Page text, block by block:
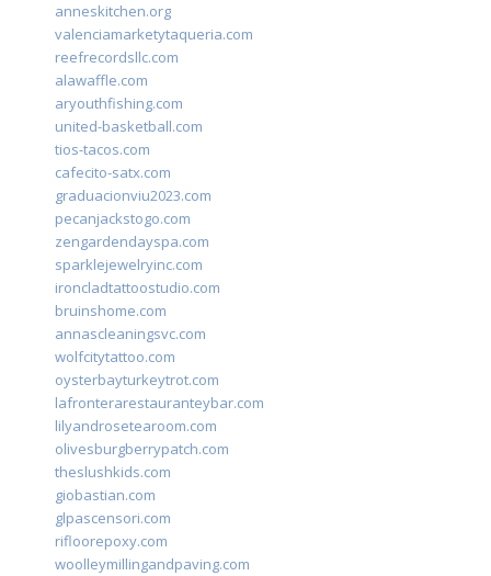
anneskitchen.org
valenciamarketytaqueria.com
reefrecordsllc.com
alawaffle.com
aryouthfishing.com
united-basketball.com
tios-tacos.com
cafecito-satx.com
graduacionviu2023.com
pecanjackstogo.com
zengardendayspa.com
sparklejewelryinc.com
ironcladtattoostudio.com
bruinshome.com
annascleaningsvc.com
wolfcitytattoo.com
oysterbayturkeytrot.com
lafronterarestauranteybar.com
lilyandrosetearoom.com
olivesburgberrypatch.com
theslushkids.com
giobastian.com
glpascensori.com
rifloorepoxy.com
woolleymillingandpaving.com